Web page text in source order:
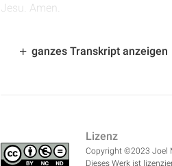
Jesu. Amen.
Er hat ihnen deutlich gemacht,
zwar nicht, um etwas von ihnen zu
selbst wenn sie ihn weniger lieben
ganzes Transkript anzeigen
Lizenz
Copyright ©2023 Joel
Dieses Werk ist